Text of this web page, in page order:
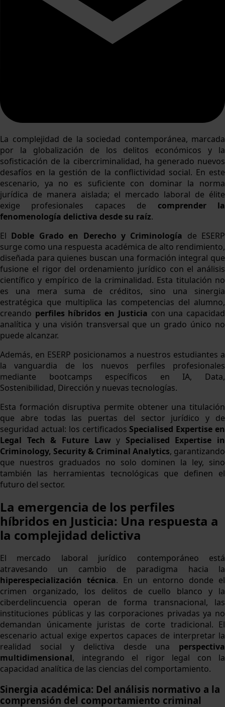
La complejidad de la sociedad contemporánea, marcada
por la globalización de los delitos económicos y la
sofisticación de la cibercriminalidad, ha generado nuevos
desafíos en la gestión de la conflictividad social. En este
escenario, ya no es suficiente con dominar la norma
jurídica de manera aislada; el mercado laboral de élite
exige profesionales capaces de comprender la
fenomenología delictiva desde su raíz.
El Doble Grado en Derecho y Criminología de ESERP
surge como una respuesta académica de alto rendimiento,
diseñada para quienes buscan una formación integral que
fusione el rigor del ordenamiento jurídico con el análisis
científico y empírico de la criminalidad. Esta titulación no
es una mera suma de créditos, sino una sinergia
estratégica que multiplica las competencias del alumno,
creando perfiles híbridos en Justicia con una capacidad
analítica y una visión transversal que un grado único no
puede alcanzar.
Además, en ESERP posicionamos a nuestros estudiantes a
la vanguardia de los nuevos perfiles profesionales
mediante bootcamps específicos en IA, Data,
Sostenibilidad, Dirección y nuevas tecnologías.
Esta formación disruptiva permite obtener una titulación
que abre todas las puertas del sector jurídico y de
seguridad actual: los certificados Specialised Expertise en
Legal Tech & Future Lawy Specialised Expertise in
Criminology, Security & Criminal Analytics, garantizando
que nuestros graduados no solo dominen la ley, sino
también las herramientas tecnológicas que definen el
futuro del sector.
La emergencia de los perfiles
híbridos en Justicia: Una respuesta a
la complejidad delictiva
El mercado laboral jurídico contemporáneo está
atravesando un cambio de paradigma hacia la
hiperespecialización técnica. En un entorno donde el
crimen organizado, los delitos de cuello blanco y la
ciberdelincuencia operan de forma transnacional, las
instituciones públicas y las corporaciones privadas ya no
demandan únicamente juristas de corte tradicional. El
escenario actual exige expertos capaces de interpretar la
realidad social y delictiva desde una perspectiva
multidimensional, integrando el rigor legal con la
capacidad analítica de las ciencias del comportamiento.
Sinergia académica: Del análisis normativo a la
comprensión del comportamiento criminal